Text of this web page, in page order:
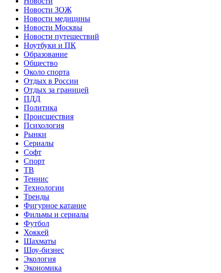
Новости ЗОЖ
Новости медицины
Новости Москвы
Новости путешествий
Ноутбуки и ПК
Образование
Общество
Около спорта
Отдых в России
Отдых за границей
ПДД
Политика
Происшествия
Психология
Рынки
Сериалы
Софт
Спорт
ТВ
Теннис
Технологии
Тренды
Фигурное катание
Фильмы и сериалы
Футбол
Хоккей
Шахматы
Шоу-бизнес
Экология
Экономика